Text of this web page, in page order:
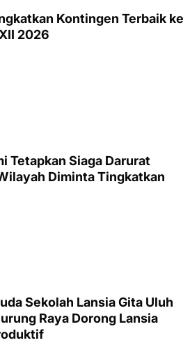
Kontingen Terbaik ke
2026
Tetapkan Siaga Darurat
Diminta Tingkatkan
Sekolah Lansia Gita Uluh
Raya Dorong Lansia